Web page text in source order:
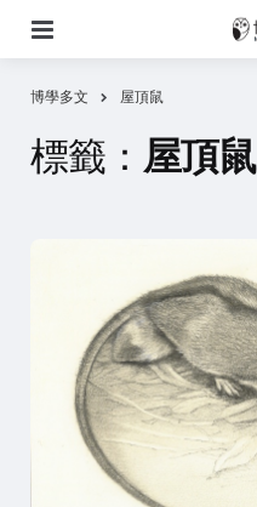
博學多文 屋頂鼠
標籤： 屋頂鼠